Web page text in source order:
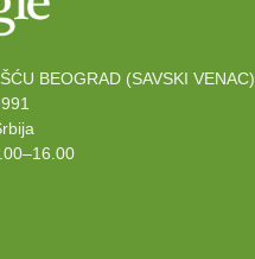
BEOGRAD (SAVSKI VENAC)